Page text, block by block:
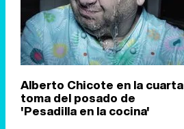
Alberto Chicote en la cuarta
toma del posado de
'Pesadilla en la cocina'